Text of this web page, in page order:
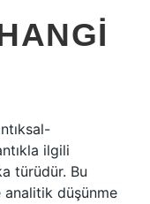
ilgili
türüdür. Bu
düşünme